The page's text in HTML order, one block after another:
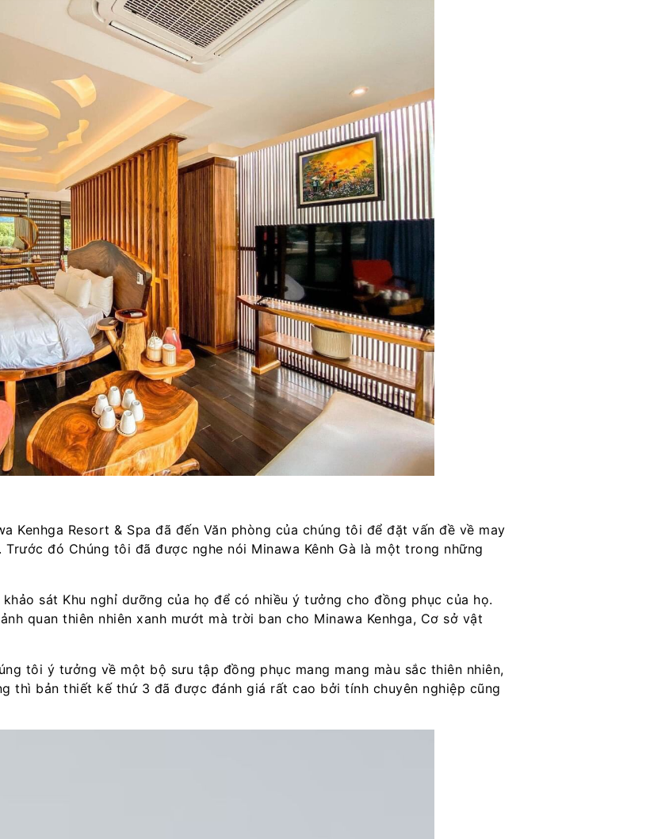
Kenhga Resort & Spa đã đến Văn phòng của chúng tôi để đặt vấn đề về may
đó Chúng tôi đã được nghe nói Minawa Kênh Gà là một trong những
sát Khu nghỉ dưỡng của họ để có nhiều ý tưởng cho đồng phục của họ.
quan thiên nhiên xanh mướt mà trời ban cho Minawa Kenhga, Cơ sở vật
tôi ý tưởng về một bộ sưu tập đồng phục mang mang màu sắc thiên nhiên,
thì bản thiết kế thứ 3 đã được đánh giá rất cao bởi tính chuyên nghiệp cũng